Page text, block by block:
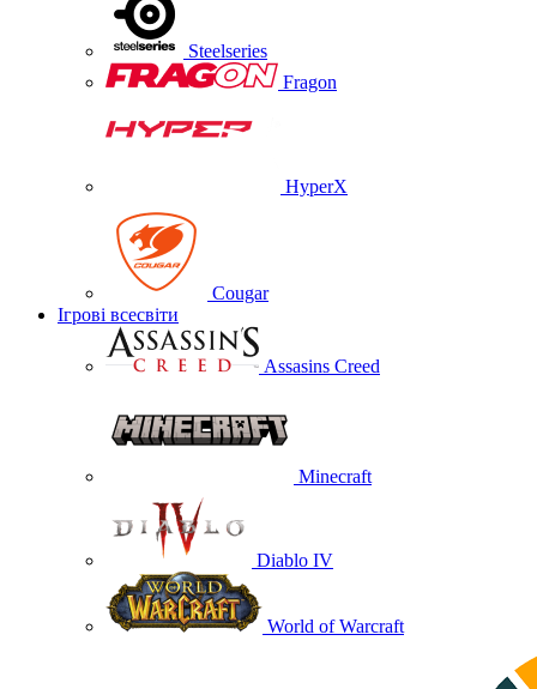
Steelseries
Fragon
HyperX
Cougar
Ігрові всесвіти
Assasins Creed
Minecraft
Diablo IV
World of Warcraft